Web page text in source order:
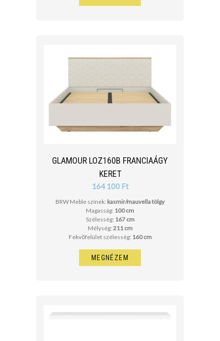
GLAMOUR LOZ160B FRANCIAÁGY
KERET
164 100 Ft
BRW Meble színek: kasmir/mauvella tölgy
Magasság: 100 cm
Szélesség: 167 cm
Mélység: 211 cm
Fekvőfelület szélesség: 160 cm
MEGNÉZEM